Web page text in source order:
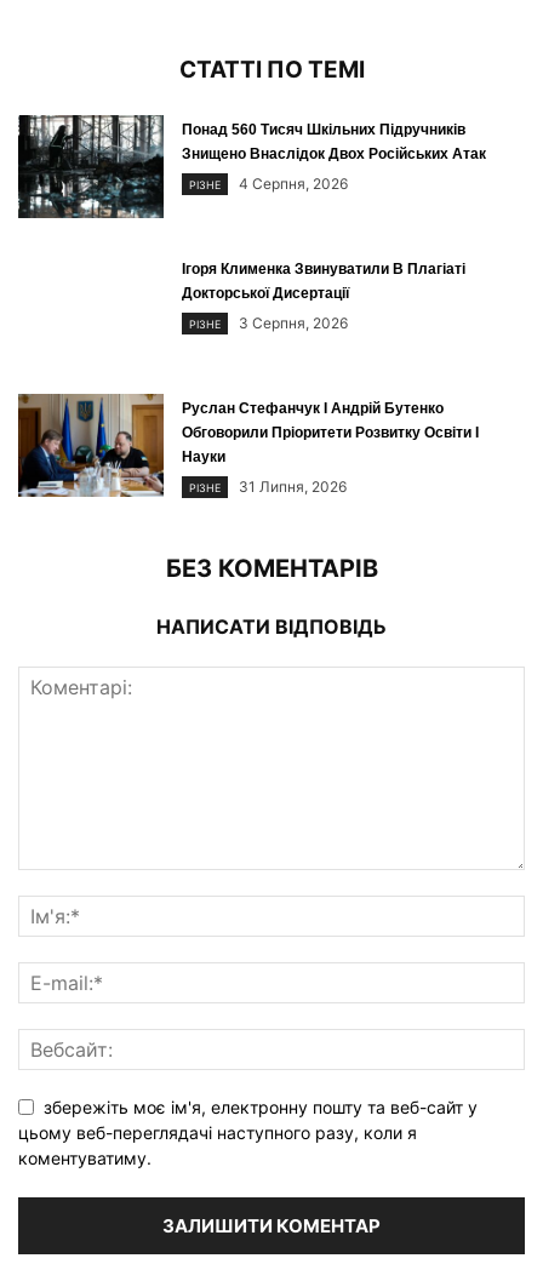
СТАТТІ ПО ТЕМІ
Понад 560 Тисяч Шкільних Підручників
Знищено Внаслідок Двох Російських Атак
РІЗНЕ 4 Серпня, 2026
Ігоря Клименка Звинуватили В Плагіаті
Докторської Дисертації
РІЗНЕ 3 Серпня, 2026
Руслан Стефанчук І Андрій Бутенко
Обговорили Пріоритети Розвитку Освіти І
Науки
РІЗНЕ 31 Липня, 2026
БЕЗ КОМЕНТАРІВ
НАПИСАТИ ВІДПОВІДЬ
збережіть моє ім'я, електронну пошту та веб-сайт у
цьому веб-переглядачі наступного разу, коли я
коментуватиму.